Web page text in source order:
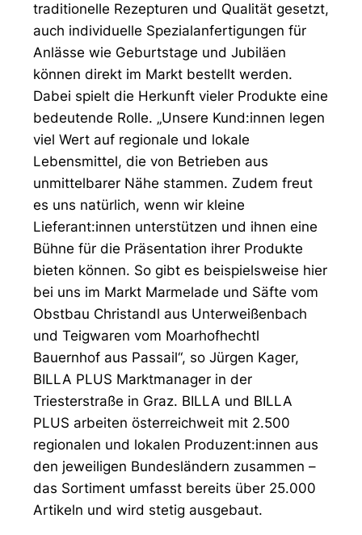
traditionelle Rezepturen und Qualität gesetzt,
auch individuelle Spezialanfertigungen für
Anlässe wie Geburtstage und Jubiläen
können direkt im Markt bestellt werden.
Dabei spielt die Herkunft vieler Produkte eine
bedeutende Rolle. „Unsere Kund:innen legen
viel Wert auf regionale und lokale
Lebensmittel, die von Betrieben aus
unmittelbarer Nähe stammen. Zudem freut
es uns natürlich, wenn wir kleine
Lieferant:innen unterstützen und ihnen eine
Bühne für die Präsentation ihrer Produkte
bieten können. So gibt es beispielsweise hier
bei uns im Markt Marmelade und Säfte vom
Obstbau Christandl aus Unterweißenbach
und Teigwaren vom Moarhofhechtl
Bauernhof aus Passail“, so Jürgen Kager,
BILLA PLUS Marktmanager in der
Triesterstraße in Graz. BILLA und BILLA
PLUS arbeiten österreichweit mit 2.500
regionalen und lokalen Produzent:innen aus
den jeweiligen Bundesländern zusammen –
das Sortiment umfasst bereits über 25.000
Artikeln und wird stetig ausgebaut.